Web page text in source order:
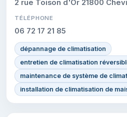
2 rue Toison d'Or 21800
TÉLÉPHONE
06 72 17 21 85
dépannage de climatisation
entretien de climatisation
maintenance de système de
installation de climatisation de